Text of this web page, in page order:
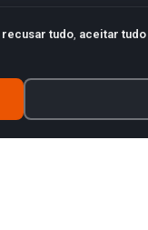
recusar tudo, aceitar tudo